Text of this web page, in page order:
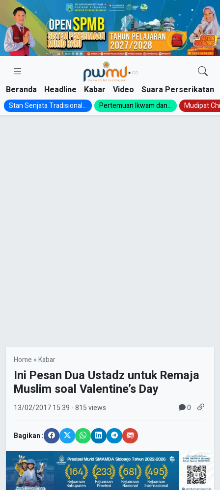
Skip
content
Beranda Headline Kabar Video Suara Perserikatan
Stan Senjata Tradisional... Pertemuan Ikwam dan... Mudipat
Home »Kabar
Ini Pesan Dua Ustadz untuk Remaja
Muslim soal Valentine’s Day
13/02/201715:39 - 815 views 0
Bagikan :